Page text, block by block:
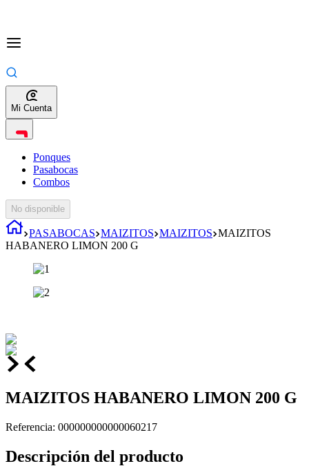
Mi Cuenta
Ponques
Pasabocas
Combos
No disponible
PASABOCAS MAIZITOS MAIZITOS MAIZITOS
HABANERO LIMON 200 G
MAIZITOS HABANERO LIMON 200 G
Referencia: 000000000000060217
Descripción del producto